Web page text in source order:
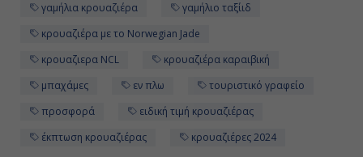
γαμήλια κρουαζιέρα
γαμήλιο ταξίιδ
κρουαζιέρα με το Norwegian Jade
κρουαζιερα NCL
κρουαζιέρα καραιβική
μπαχάμες
εν πλω
τουριστικό γραφείο
προσφορά
ειδική τιμή κρουαζιέρας
έκπτωση κρουαζιέρας
κρουαζιέρες 2024